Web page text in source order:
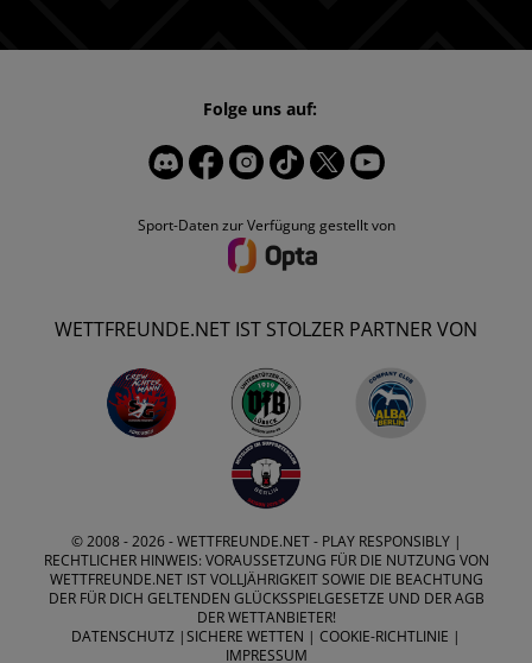
Sport-Daten zur Verfügung gestellt von
Folge uns auf:
WETTFREUNDE.NET IST STOLZER PARTNER VON
© 2008 - 2026 -WETTFREUNDE.NET- PLAY RESPONSIBLY |
RECHTLICHER HINWEIS: VORAUSSETZUNG FÜR DIE NUTZUNG VON
WETTFREUNDE.NET IST VOLLJÄHRIGKEIT SOWIE DIE BEACHTUNG
DER FÜR DICH GELTENDEN GLÜCKSSPIELGESETZE UND DER AGB
DER WETTANBIETER!
DATENSCHUTZ |SICHERE WETTEN | COOKIE-RICHTLINIE |
IMPRESSUM